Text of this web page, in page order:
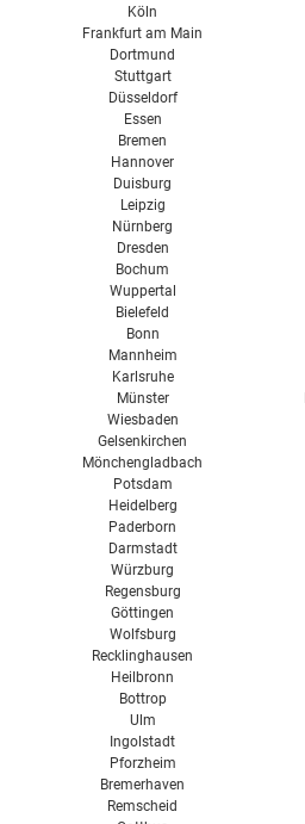
Köln
Frankfurt am Main
Dortmund
Stuttgart
Düsseldorf
Essen
Bremen
Hannover
Duisburg
Leipzig
Nürnberg
Dresden
Bochum
Wuppertal
Bielefeld
Bonn
Mannheim
Karlsruhe
Münster
Wiesbaden
Gelsenkirchen
Mönchengladbach
Potsdam
Heidelberg
Paderborn
Darmstadt
Würzburg
Regensburg
Göttingen
Wolfsburg
Recklinghausen
Heilbronn
Bottrop
Ulm
Ingolstadt
Pforzheim
Bremerhaven
Remscheid